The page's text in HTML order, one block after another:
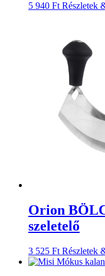
5 940 Ft Részletek
Orion
szeletelő
3 525 Ft Részletek